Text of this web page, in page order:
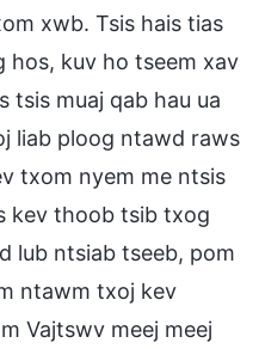
xwb. Tsis hais tias
hos, kuv ho tseem xav
muaj qab hau ua
liab ploog ntawd raws
txom nyem me ntsis
kev thoob tsib txog
lub ntsiab tseeb, pom
ntawm txoj kev
Vajtswv meej meej